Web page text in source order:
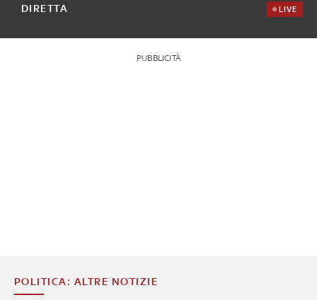
DIRETTA LIVE
PUBBLICITÀ
POLITICA: ALTRE NOTIZIE